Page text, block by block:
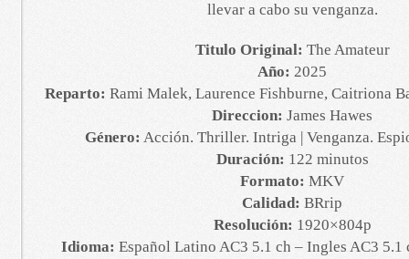
llevar a cabo su venganza.
Titulo Original: The Amateur
Año: 2025
Reparto: Rami Malek, Laurence Fishburne, Caitriona
Direccion: James Hawes
Género: Acción. Thriller. Intriga | Venganza.
Duración: 122 minutos
Formato: MKV
Calidad: BRrip
Resolución: 1920×804p
Idioma: Español Latino AC3 5.1 ch – Ingles AC3 5.1